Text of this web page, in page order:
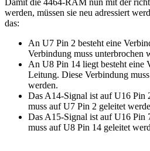
Damit die 4464-RAM nun mit der
werden, müssen sie neu adressiert
das:
An U7 Pin 2 besteht eine
Verbindung muss unterbrochen
An U8 Pin 14 liegt besteht eine
Leitung. Diese Verbindung
werden.
Das A14-Signal ist auf U16 Pin
muss auf U7 Pin 2 geleitet
Das A15-Signal ist auf U16 Pin
muss auf U8 Pin 14 geleitet